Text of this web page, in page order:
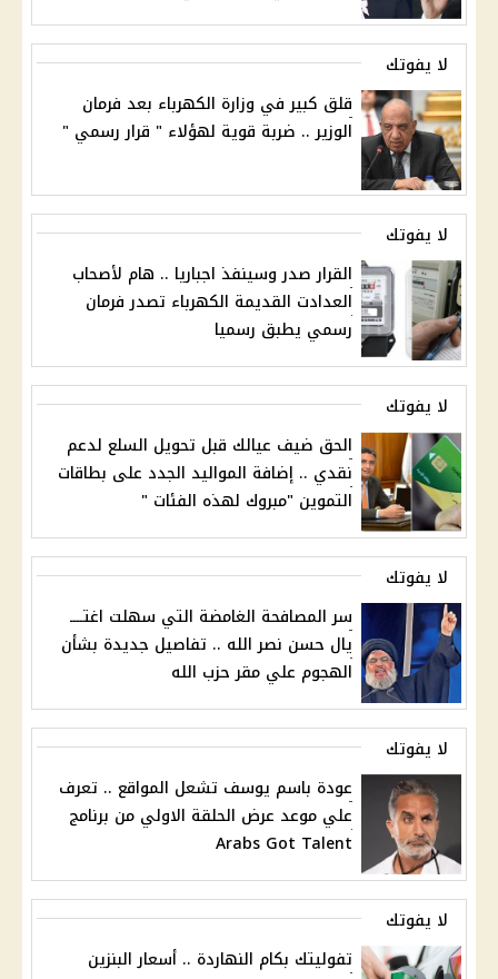
لا يفوتك
قلق كبير في وزارة الكهرباء بعد فرمان
الوزير .. ضربة قوية لهؤلاء " قرار رسمي "
لا يفوتك
القرار صدر وسينفذ اجباريا .. هام لأصحاب
العدادت القديمة الكهرباء تصدر فرمان
رسمي يطبق رسميا
لا يفوتك
الحق ضيف عيالك قبل تحويل السلع لدعم
نقدي .. إضافة المواليد الجدد على بطاقات
التموين "مبروك لهذه الفئات "
لا يفوتك
سر المصافحة الغامضة التي سهلت اغتــــ
يال حسن نصر الله .. تفاصيل جديدة بشأن
الهجوم علي مقر حزب الله
لا يفوتك
عودة باسم يوسف تشعل المواقع .. تعرف
علي موعد عرض الحلقة الاولي من برنامج
Arabs Got Talent
لا يفوتك
تفوليتك بكام النهاردة .. أسعار البنزين